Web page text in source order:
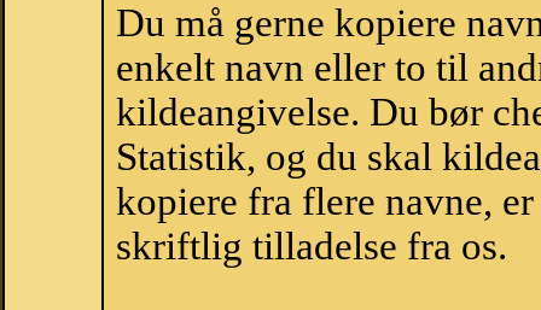
Du må gerne kopiere
enkelt navn eller to til
kildeangivelse. Du bør
Statistik, og du skal
kopiere fra flere navne,
skriftlig tilladelse fra os.